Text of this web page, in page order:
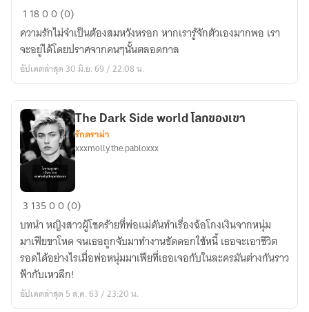
เมื่อ
ดวงใจ
มี
รัก
เป็น
1 1800 (0)
ความรักไม่จำเป็นต้องสมหวังหรอก หากเรารู้จักตัวเองมากพอ เรา
จะอยู่ได้โดยปราศจากคนๆนั้นตลอดกาล
อัปเดตล่าสุด 30 มิ.ย. 69 / 22:08 น.
The
Dark
Side
world
โลก
ของ
เขา
The Dark Side world โลกของเขา
รักดราม่า
xxxmolly.the.pabloxxx
3 13500 (0)
บทนำ หญิงสาวผู้โชคร้ายที่พ่อแม่ดันทำเรื่องฉ้อโกงเงินจากหนุ่ม
มาเฟียขาโหด จนเธอถูกจับมาทำงานขัดดอกใช้หนี้ เธอจะเอาชีวิต
รอดได้อย่างไรเมื่อพ่อหนุ่มมาเฟียที่เธอเจอกับในละครมันต่างกันราว
ฟ้ากับเหวลึก!
อัปเดตล่าสุด 5 ส.ค. 63 / 23:20 น.